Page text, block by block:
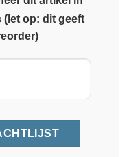
op: dit geeft